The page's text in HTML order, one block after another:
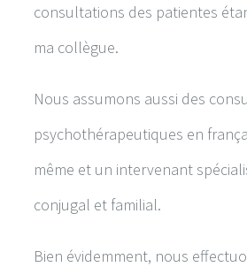
consultations des patientes
ma collègue.
Nous assumons aussi des
psychothérapeutiques en
même et un intervenant
conjugal et familial.
Bien évidemment, nous